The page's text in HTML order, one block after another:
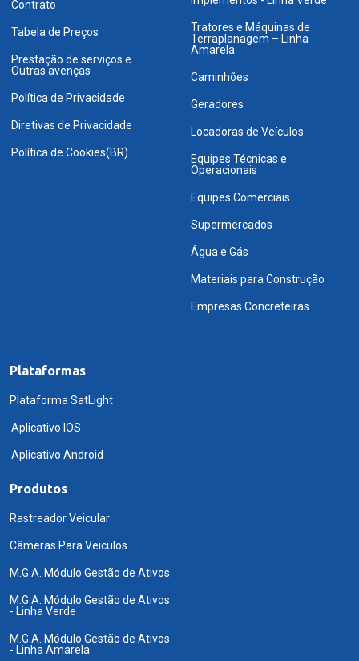
Contrato
Tabela de Preços
Prestação de serviços e
Outras avenças
Política de Privacidade
Diretivas de Privacidade
Política de Cookies(BR)
Tratores e Máquinas de
Terraplanagem – Linha
Amarela
Caminhões
Geradores
Locadoras de Veículos
Equipes Técnicas e
Operacionais
Equipes Comerciais
Supermercados
Água e Gás
Materiais para Construção
Empresas Concreteiras
Plataformas
Plataforma SatLight
Aplicativo IOS
Aplicativo Android
Produtos
Rastreador Veicular
Câmeras Para Veiculos
M.G.A. Módulo Gestão de Ativos
M.G.A. Módulo Gestão de Ativos
- Linha Verde
M.G.A. Módulo Gestão de Ativos
- Linha Amarela